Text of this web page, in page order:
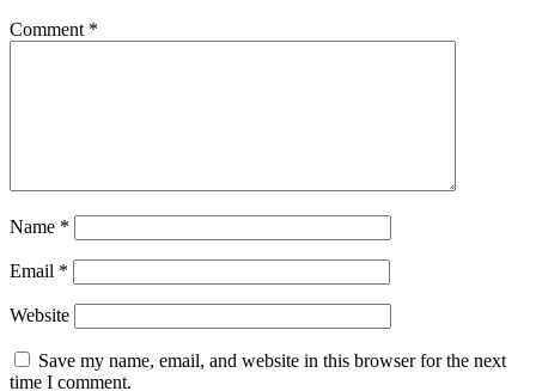
Comment *
Name *
Email *
Website
Save my name, email, and website in this browser for the next
time I comment.